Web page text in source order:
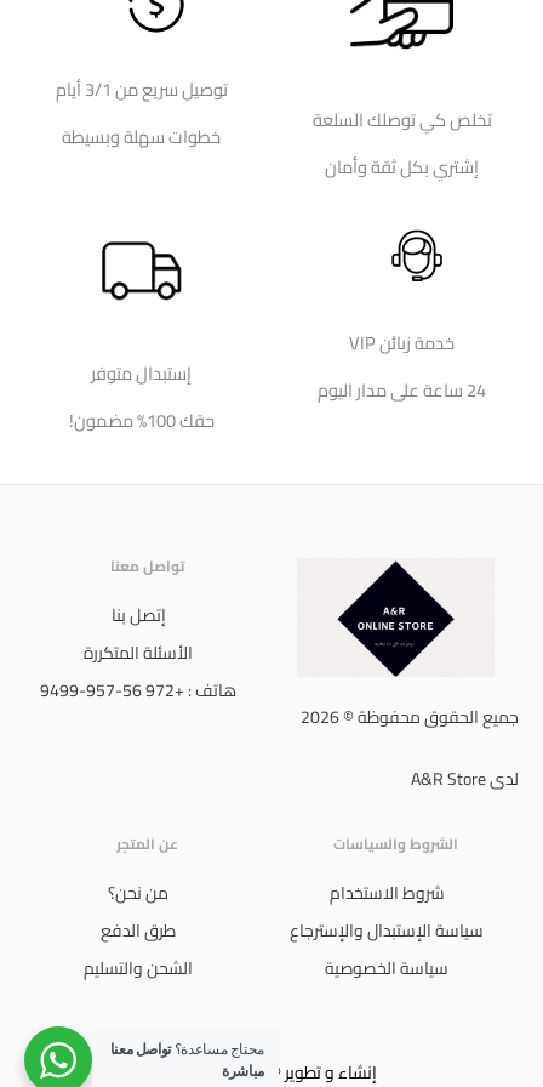
تخلص كي توصلك السلعة
إشتري بكل ثقة وأمان
توصيل سريع من 3/1 أيام
خطوات سهلة وبسيطة
خدمة زبائن VIP
24 ساعة على مدار اليوم
إستبدال متوفر
حقك 100% مضمون!
جميع الحقوق محفوظة © 2026
لدى A&R Store
تواصل معنا
إتصل بنا
الأسئلة المتكررة
هاتف : +972 56-957-9499
الشروط والسياسات
شروط الاستخدام
سياسة الإستبدال والإسترجاع
سياسة الخصوصية
عن المتجر
من نحن؟
طرق الدفع
الشحن والتسليم
إنشاء و تطوير © 2024 Ali Jboor
محتاج مساعدة؟تواصل معنا
مباشرة